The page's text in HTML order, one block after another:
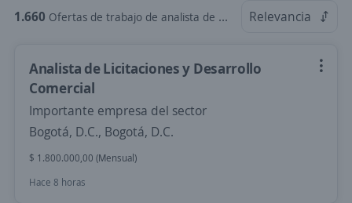
1.660 Ofertas de trabajo de analista de desarrollo en Bogotá, D.C., Bogotá, D.C. Relevancia
Analista de Licitaciones y Desarrollo
Comercial
Importante empresa del sector
Bogotá, D.C., Bogotá, D.C.
$ 1.800.000,00 (Mensual)
Hace 8 horas